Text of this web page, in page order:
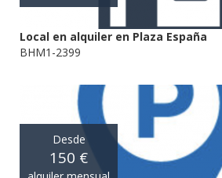
Local en alquiler en Plaza España
BHM1-2399
Desde
150 €